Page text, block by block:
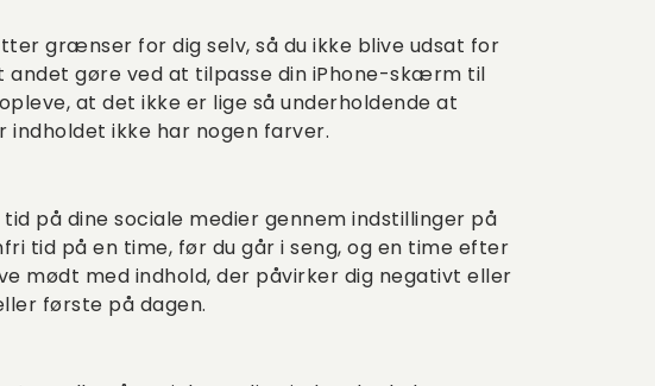
grænser for dig selv, så du ikke blive udsat for
andet gøre ved at tilpasse din iPhone-skærm til
at det ikke er lige så underholdende at
indholdet ikke har nogen farver.
på dine sociale medier gennem indstillinger på
tid på en time, før du går i seng, og en time efter
mødt med indhold, der påvirker dig negativt eller
første på dagen.